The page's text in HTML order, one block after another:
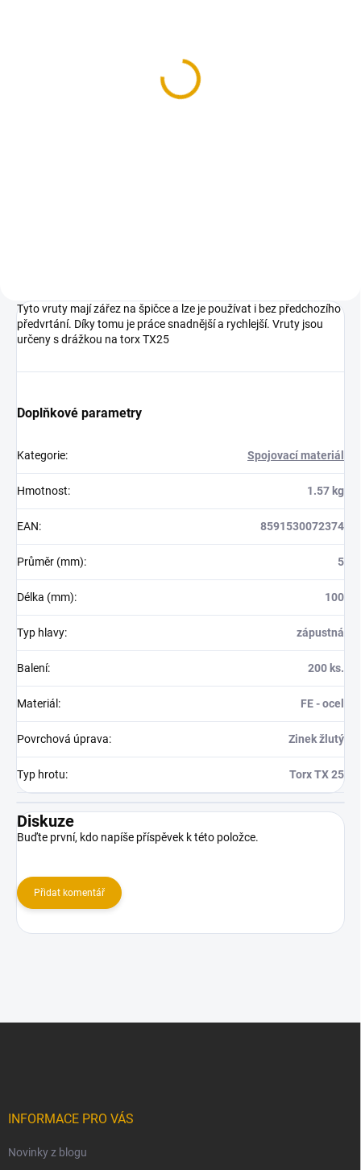
Tyto vruty mají zářez na špičce a lze je používat i bez předchozího
předvrtání. Díky tomu je práce snadnější a rychlejší. Vruty jsou
určeny s drážkou na torx TX25
Doplňkové parametry
Kategorie: Spojovací materiál
Hmotnost: 1.57 kg
EAN: 8591530072374
Průměr (mm): 5
Délka (mm): 100
Typ hlavy: zápustná
Balení: 200 ks.
Materiál : FE - ocel
Povrchová úprava: Zinek žlutý
Typ hrotu: Torx TX 25
Diskuze
Buďte první, kdo napíše příspěvek k této položce.
Přidat komentář
INFORMACE PRO VÁS
Novinky z blogu